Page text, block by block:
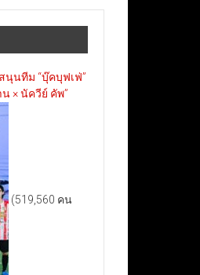
นุนทีม “บุ๊คบุฟเฟ่”
× นัควีย์ คัพ”
(519,560 คน